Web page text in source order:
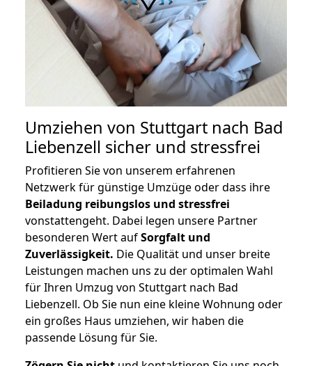
Umziehen von Stuttgart nach Bad
Liebenzell sicher und stressfrei
Profitieren Sie von unserem erfahrenen
Netzwerk für günstige Umzüge oder dass ihre
Beiladung reibungslos und stressfrei
vonstattengeht. Dabei legen unsere Partner
besonderen Wert aufSorgfalt und
Zuverlässigkeit. Die Qualität und unser breite
Leistungen machen uns zu der optimalen Wahl
für Ihren Umzug von Stuttgart nach Bad
Liebenzell. Ob Sie nun eine kleine Wohnung oder
ein großes Haus umziehen, wir haben die
passende Lösung für Sie.